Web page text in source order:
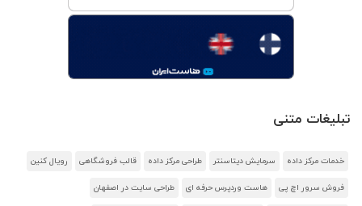
تبلیغات متنی
خدمات مرکز داده سرمایش دیتاسنتر طراحی مرکز داده قالب فروشگاهی رویال کنین
فروش سرور اچ پی هاست وردپرس حرفه ای طراحی سایت در اصفهان